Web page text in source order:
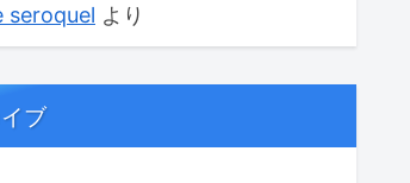
seroquel より
ブ